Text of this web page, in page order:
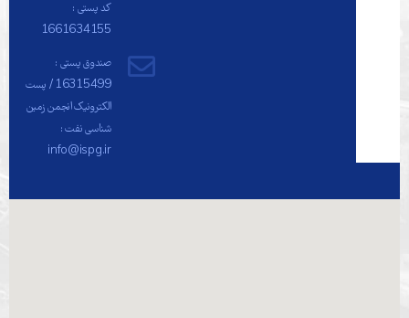
کد پستی :
1661634155
صندوق پستی :
16315499 / پست
الکترونیک انجمن زمین
شناسی نفت :
info@ispg.ir